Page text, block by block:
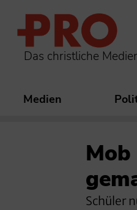
Das christliche
Medien
Schüler